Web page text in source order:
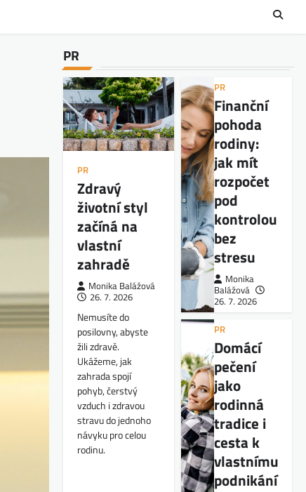
PR
PR
Zdravý
životní styl
začíná na
vlastní
zahradě
Monika Balážová
26. 7. 2026
Nemusíte do
posilovny, abyste
žili zdravě.
Ukážeme, jak
zahrada spojí
pohyb, čerstvý
vzduch i zdravou
stravu do jednoho
návyku pro celou
rodinu.
PR
Finanční
pohoda
rodiny:
jak mít
rozpočet
pod
kontrolou
bez
stresu
Monika
Balážová
26. 7. 2026
PR
Domácí
pečení
jako
rodinná
tradice i
cesta k
vlastnímu
podnikání